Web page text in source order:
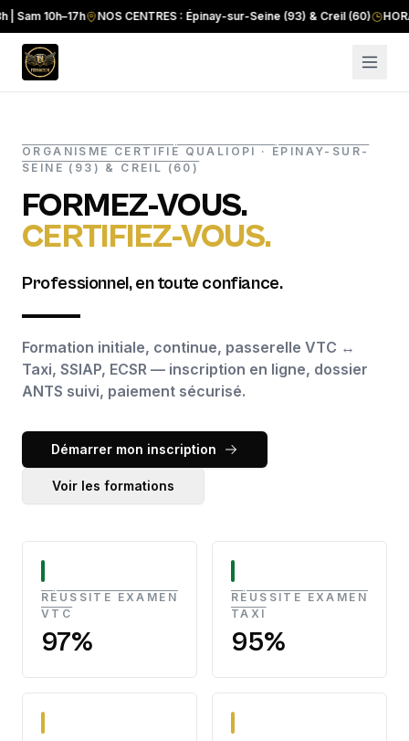
10h–17h NOS CENTRES : Épinay-sur-Seine (93) & Creil (60)
ORGANISME CERTIFIÉ QUALIOPI · ÉPINAY-SUR-
SEINE (93) & CREIL (60)
FORMEZ-VOUS.
CERTIFIEZ-VOUS.
Professionnel, en toute confiance.
Formation initiale, continue, passerelle VTC ↔
Taxi, SSIAP, ECSR — inscription en ligne, dossier
ANTS suivi, paiement sécurisé.
Démarrer mon inscription
Voir les formations
RÉUSSITE EXAMEN
VTC
97%
RÉUSSITE EXAMEN
TAXI
95%